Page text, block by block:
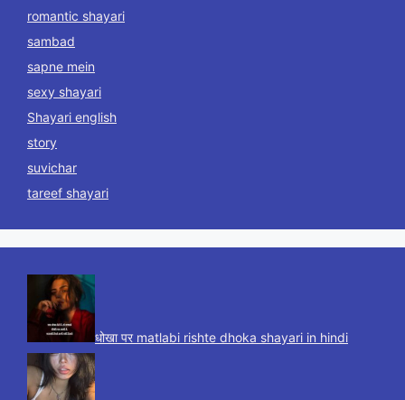
romantic shayari
sambad
sapne mein
sexy shayari
Shayari english
story
suvichar
tareef shayari
धोखा पर matlabi rishte dhoka shayari in hindi